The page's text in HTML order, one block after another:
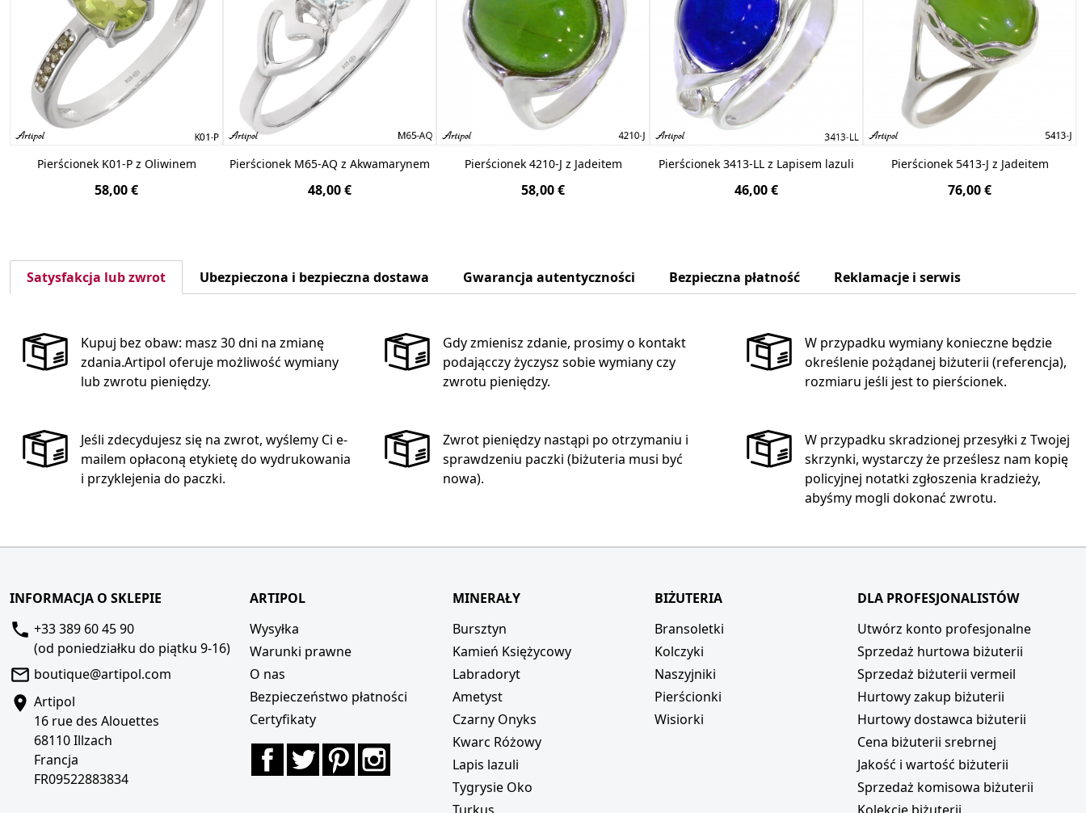
Pierścionek K01-P z Oliwinem
58,00 €
Pierścionek M65-AQ z Akwamarynem
48,00 €
Pierścionek 4210-J z Jadeitem
58,00 €
Pierścionek 3413-LL z Lapisem lazuli
46,00 €
Pierścionek 5413-J z Jadeitem
76,00 €
Satysfakcja lub zwrot Ubezpieczona i bezpieczna dostawa Gwarancja autentyczności Bezpieczna płatność Reklamacje i serwis
Kupuj bez obaw: masz 30 dni na zmianę
zdania.Artipol oferuje możliwość wymiany
lub zwrotu pieniędzy.
Gdy zmienisz zdanie, prosimy o kontakt
podającczy życzysz sobie wymiany czy
zwrotu pieniędzy.
W przypadku wymiany konieczne będzie
określenie pożądanej biżuterii (referencja),
rozmiaru jeśli jest to pierścionek.
Jeśli zdecydujesz się na zwrot, wyślemy Ci e-
mailem opłaconą etykietę do wydrukowania
i przyklejenia do paczki.
Zwrot pieniędzy nastąpi po otrzymaniu i
sprawdzeniu paczki (biżuteria musi być
nowa).
W przypadku skradzionej przesyłki z Twojej
skrzynki, wystarczy że prześlesz nam kopię
policyjnej notatki zgłoszenia kradzieży,
abyśmy mogli dokonać zwrotu.
INFORMACJA O SKLEPIE
+33 389 60 45 90
(od poniedziałku do piątku 9-16)
boutique@artipol.com
Artipol
16 rue des Alouettes
68110 Illzach
Francja
FR09522883834
ARTIPOL
Wysyłka
Warunki prawne
O nas
Bezpieczeństwo płatności
Certyfikaty
FacebookTwitterPinterest
MINERAŁY
Bursztyn
Kamień Księżycowy
Labradoryt
Ametyst
Czarny Onyks
Kwarc Różowy
Lapis lazuli
Tygrysie Oko
BIŻUTERIA
Bransoletki
Kolczyki
Naszyjniki
Pierścionki
Wisiorki
DLA PROFESJONALISTÓW
Utwórz konto profesjonalne
Sprzedaż hurtowa biżuterii
Sprzedaż biżuterii vermeil
Hurtowy zakup biżuterii
Hurtowy dostawca biżuterii
Cena biżuterii srebrnej
Jakość i wartość biżuterii
Sprzedaż komisowa biżuterii